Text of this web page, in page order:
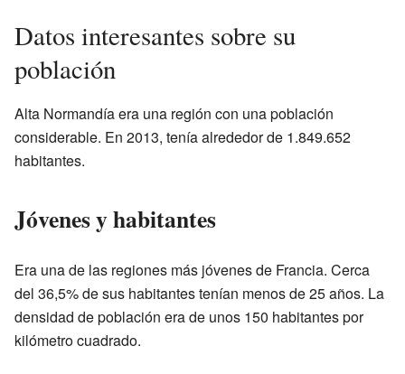
Datos interesantes sobre su
población
Alta Normandía era una región con una población
considerable. En 2013, tenía alrededor de 1.849.652
habitantes.
Jóvenes y habitantes
Era una de las regiones más jóvenes de Francia. Cerca
del 36,5% de sus habitantes tenían menos de 25 años. La
densidad de población era de unos 150 habitantes por
kilómetro cuadrado.